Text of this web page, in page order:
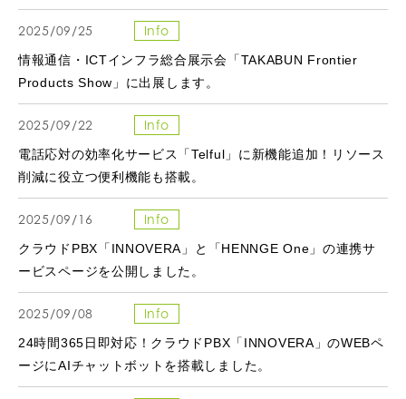
2025/09/25 Info
情報通信・ICTインフラ総合展示会「TAKABUN Frontier
Products Show」に出展します。
2025/09/22 Info
電話応対の効率化サービス「Telful」に新機能追加！リソース
削減に役立つ便利機能も搭載。
2025/09/16 Info
クラウドPBX「INNOVERA」と「HENNGE One」の連携サ
ービスページを公開しました。
2025/09/08 Info
24時間365日即対応！クラウドPBX「INNOVERA」のWEBペ
ージにAIチャットボットを搭載しました。